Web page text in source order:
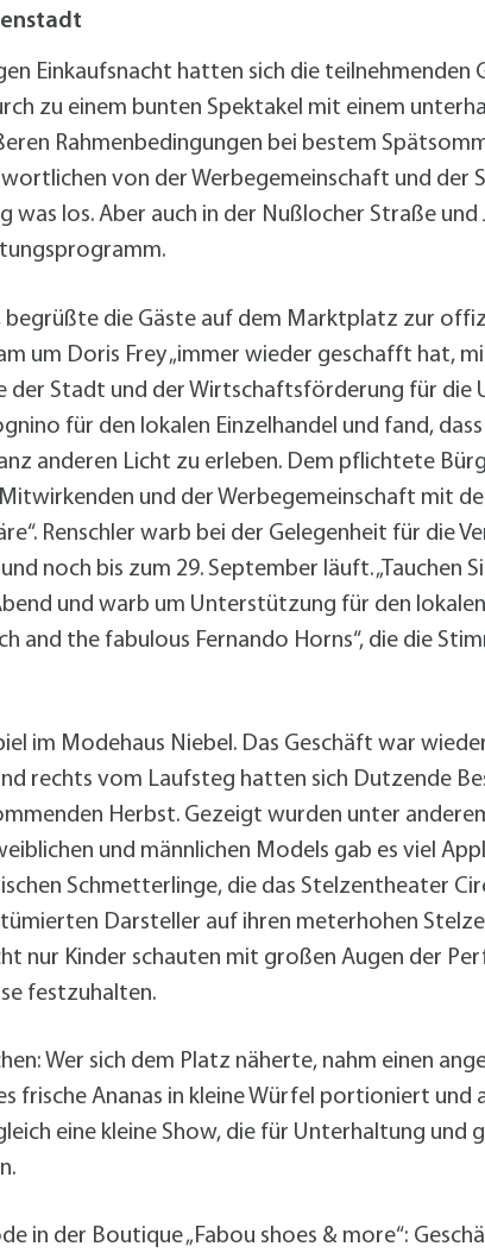
Einkaufsnacht hatten sich die teilnehmenden
zu einem bunten Spektakel mit einem
Rahmenbedingungen bei bestem
von der Werbegemeinschaft und der
los. Aber auch in der Nußlocher Straße
die Gäste auf dem Marktplatz zur
um Doris Frey „immer wieder geschafft hat,
der Stadt und der Wirtschaftsförderung für die
für den lokalen Einzelhandel und fand,
anderen Licht zu erleben. Dem pflichtete
und der Werbegemeinschaft mit
Renschler warb bei der Gelegenheit für die
noch bis zum 29. September läuft. „Tauchen
und warb um Unterstützung für den
and the fabulous Fernando Horns“, die die
im Modehaus Niebel. Das Geschäft war
rechts vom Laufsteg hatten sich Dutzende
Herbst. Gezeigt wurden unter
und männlichen Models gab es viel
Schmetterlinge, die das Stelzentheater
Darsteller auf ihren meterhohen
nur Kinder schauten mit großen Augen der
festzuhalten.
Wer sich dem Platz näherte, nahm einen
frische Ananas in kleine Würfel portioniert und
eine kleine Show, die für Unterhaltung und
in der Boutique „Fabou shoes & more“: